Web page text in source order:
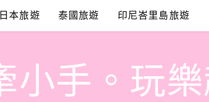
日本旅遊 泰國旅遊 印尼峇里島旅遊
小手。玩